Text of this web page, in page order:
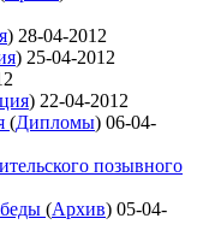
) 28-04-2012
) 25-04-2012
) 22-04-2012
(Дипломы) 06-04-
позывного
(Архив) 05-04-